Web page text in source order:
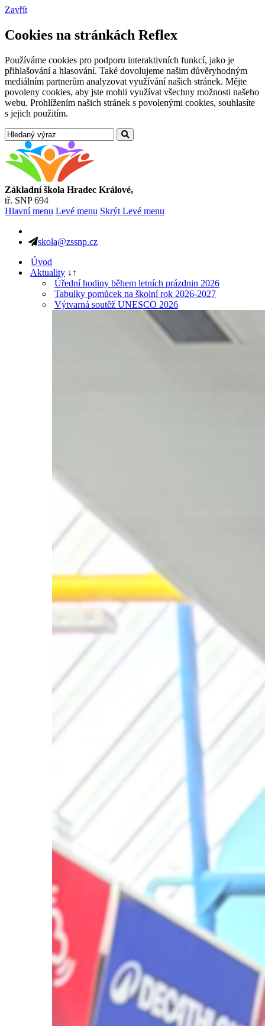
Zavřít
Cookies na stránkách Reflex
Používáme cookies pro podporu interaktivních funkcí, jako je
přihlašování a hlasování. Také dovolujeme našim důvěryhodným
mediálním partnerům analyzovat využívání našich stránek. Mějte
povoleny cookies, aby jste mohli využívat všechny možnosti našeho
webu. Prohlížením našich stránek s povolenými cookies, souhlasíte
s jejich použitím.
Základní škola Hradec Králové,
tř. SNP 694
Hlavní menu Levé menu Skrýt Levé menu
skola@zssnp.cz
Úvod
Aktuality ↓ ↑
Úřední hodiny během letních prázdnin 2026
Tabulky pomůcek na školní rok 2026-2027
Výtvarná soutěž UNESCO 2026